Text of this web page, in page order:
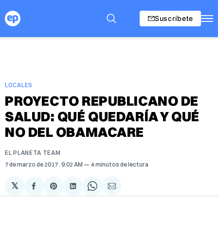
Suscríbete
LOCALES
PROYECTO REPUBLICANO DE
SALUD: QUÉ QUEDARÍA Y QUÉ
NO DEL OBAMACARE
EL PLANETA TEAM
7 de marzo de 2017 . 9:02 AM 4 minutos de lectura
𝕏
Compartir
en
Share
on
Compartir
en
Share
on
Compartir
via